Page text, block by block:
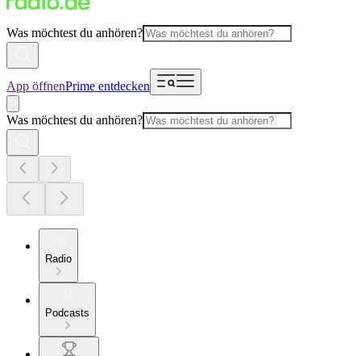
Was möchtest du anhören?
App öffnenPrime entdecken
Was möchtest du anhören?
Radio
Podcasts